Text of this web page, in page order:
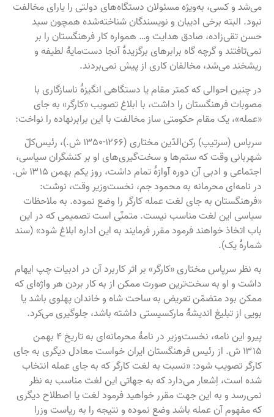
می‌شد و کسی، به‌ویژه مسئولان دستگاه‌های دولتی را یارای مخالفت
نبود. البته برخی ادیبان و نویسندگان شناخته‌شده همچون سید
حسن تقی‌زاده، صادق هدایت و… همواره کار فرهنگستان را بر
نمی‌تافتند و گرچه گاه برابرهای برگزیدهٔ آنجا دست‌مایهٔ لطیفه و
ریشخند می‌شد، مخالفان کاری از پیش نمی‌بردند.
در چنین احوالی که کمتر مقام یا دستگاهی انگیزهٔ ناسازگاری با
مصوبات فرهنگستان را داشت، با ابلاغ تصویب «کارگر» به جای
«عمله»، یک مقام حکومتی ساز مخالفت با این برابرنهاده را نواخت:
سرپاس (سرتیپ) رکن‌الدّین مختاری (۱۲۶۶-۱۳۵۰ ش.)، رئیس‌کلّ
شهربانی وقت که ستم‌ها و سخت‌گیری‌های او بر کنشگران سیاسی،
اجتماعی و ادبی آن دوره آوازهٔ تمام داشت، روز یکم بهمن ۱۳۱۵ ش.
در نامه‌ای محرمانه به محمود جم، نخست‌وزیر وقت، نوشت:
«فرهنگستان به جای لغت عمله کارگر را وضع نموده. به ملاحظات
سیاسی این لغت مناسب نیست. متمنّی است تصمیمی که در این
باب اتخاذ خواهند فرمود مقرر فرمایند به این اداره ابلاغ شود» (سند
شمارهٔ یک).
به نظر سرپاس مختاری «کارگر» بر اثر کاربرد آن در ادبیات چپ ایهام
داشت و او به سخت‌ترین صورت ممکن از به کار بردن هر واژه‌ای که
ممکن بود متضمّن تعریض به ساحت شاه و خاندان پهلوی باشد یا
بویی از تبلیغ اندیشهٔ مارکسیستی داشته باشد، جلوگیری می‌کرد.
پیرو این نامه، نخست‌وزیر در نامهٔ محرمانه‌ای به تاریخ ۴ بهمن
۱۳۱۵ ش. از رئیس فرهنگستان ایران خواست معادل دیگری به جای
کارگر تصویب شود: «نسبت به لغت کارگر که به جای عمله انتخاب
شده است، اِشعار می‌دارد که به جهاتی این لغت مناسب به نظر
نمی‌رسد و به این جهت مقرر خواهید فرمود لغت یا اصطلاح دیگری
که مفهوم آن عمله باشد وضع نموده و نتیجه را به ریاست وزرا